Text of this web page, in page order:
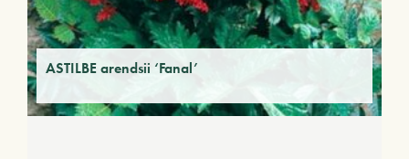
ASTILBE arendsii ‘Fanal’